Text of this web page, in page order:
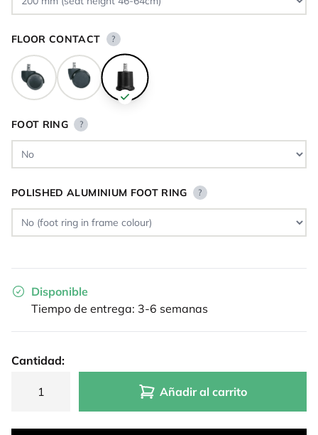
FLOOR CONTACT ?
FOOT RING ?
POLISHED ALUMINIUM FOOT RING ?
Disponible
Tiempo de entrega: 3-6 semanas
Cantidad:
Añadir al carrito